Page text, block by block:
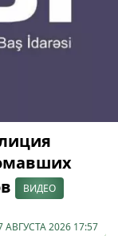
ВИДЕО
АВГУСТА 2026 17:57